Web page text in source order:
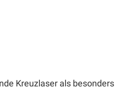
Kreuzlaser als besonders